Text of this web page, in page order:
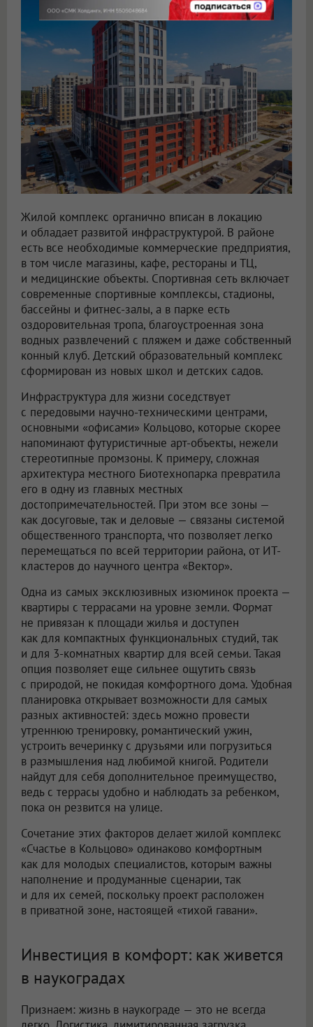
Жилой комплекс органично вписан в локацию
и обладает развитой инфраструктурой. В районе
есть все необходимые коммерческие предприятия,
в том числе магазины, кафе, рестораны и ТЦ,
и медицинские объекты. Спортивная сеть включает
современные спортивные комплексы, стадионы,
бассейны и фитнес-залы, а в парке есть
оздоровительная тропа, благоустроенная зона
водных развлечений с пляжем и даже собственный
конный клуб. Детский образовательный комплекс
сформирован из новых школ и детских садов.
Инфраструктура для жизни соседствует
с передовыми научно-техническими центрами,
основными «офисами» Кольцово, которые скорее
напоминают футуристичные арт-объекты, нежели
стереотипные промзоны. К примеру, сложная
архитектура местного Биотехнопарка превратила
его в одну из главных местных
достопримечательностей. При этом все зоны —
как досуговые, так и деловые — связаны системой
общественного транспорта, что позволяет легко
перемещаться по всей территории района, от ИТ-
кластеров до научного центра «Вектор».
Одна из самых эксклюзивных изюминок проекта —
квартиры с террасами на уровне земли. Формат
не привязан к площади жилья и доступен
как для компактных функциональных студий, так
и для 3-комнатных квартир для всей семьи. Такая
опция позволяет еще сильнее ощутить связь
с природой, не покидая комфортного дома. Удобная
планировка открывает возможности для самых
разных активностей: здесь можно провести
утреннюю тренировку, романтический ужин,
устроить вечеринку с друзьями или погрузиться
в размышления над любимой книгой. Родители
найдут для себя дополнительное преимущество,
ведь с террасы удобно и наблюдать за ребенком,
пока он резвится на улице.
Сочетание этих факторов делает жилой комплекс
«Счастье в Кольцово» одинаково комфортным
как для молодых специалистов, которым важны
наполнение и продуманные сценарии, так
и для их семей, поскольку проект расположен
в приватной зоне, настоящей «тихой гавани».
Инвестиция в комфорт: как живется
в наукоградах
Признаем: жизнь в наукограде — это не всегда